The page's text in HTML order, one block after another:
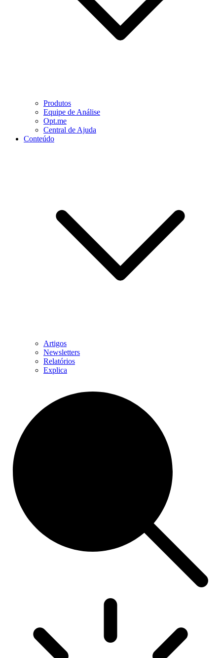
Produtos
Equipe de Análise
Opt.me
Central de Ajuda
Conteúdo
Artigos
Newsletters
Relatórios
Explica